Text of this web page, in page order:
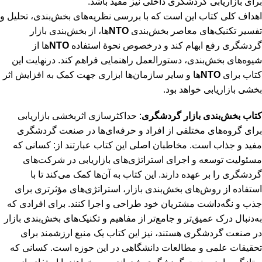
اهداف کلی کتاب این است که با بررسی نظریه‌های بخش‌بندی، تحلیل و
تفسیر تکنیک‌های معاصر بخش‌بندی NTOها، از بخش‌بندی بازار
گردشگری رفع ابهام کند و درخصوص نحوۀ استفاده NTO‌‌ها از
شیوه‌های بخش‌بندی، دستورالعمل راهنمایی فراهم کند. درنهایت این
کتاب برای
ها و سایر سازمان‌‌ها ابزاری جهت کمک به افزایش اثر
بخشی بازاریابی خواهد بود.
کتاب بخش‌بندی بازار گردشگری: حداکثرسازی اثربخشی بازاریابی
برای گروه‌های مختلفی از افراد و حرفه‌ای‌ها در صنعت گردشگری
مفید و جذاب است. مخاطبان اصلی این کتاب عبارتند از: کسانی که
مسئولیت توسعه و اجرای استراتژی‌های بازاریابی در شرکت‌های
گردشگری را بر عهده دارند. این کتاب به آن‌ها کمک می‌کند تا با
استفاده از روش‌های بخش‌بندی بازار، استراتژی‌های مؤثرتری برای
جذب و نگه‌داشت مشتریان خود طراحی و اجرا کنند. برای افرادی که
به‌دنبال درک عمیق‌تر و جامع‌تر از مفاهیم و تکنیک‌های بخش‌بندی بازار
در صنعت گردشگری هستند، نیز این کتاب یک منبع ارزشمند برای
تحقیقات علمی و مطالعات دانشگاهی در این حوزه است. کسانی که